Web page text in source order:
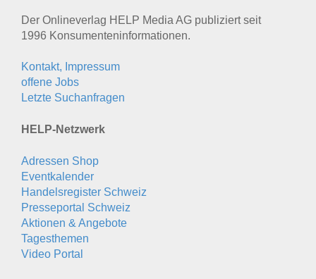
Der Onlineverlag HELP Media AG publiziert seit
1996 Konsumenten­informationen.
Kontakt, Impressum
offene Jobs
Letzte Suchanfragen
HELP-Netzwerk
Adressen Shop
Eventkalender
Handelsregister Schweiz
Presseportal Schweiz
Aktionen & Angebote
Tagesthemen
Video Portal